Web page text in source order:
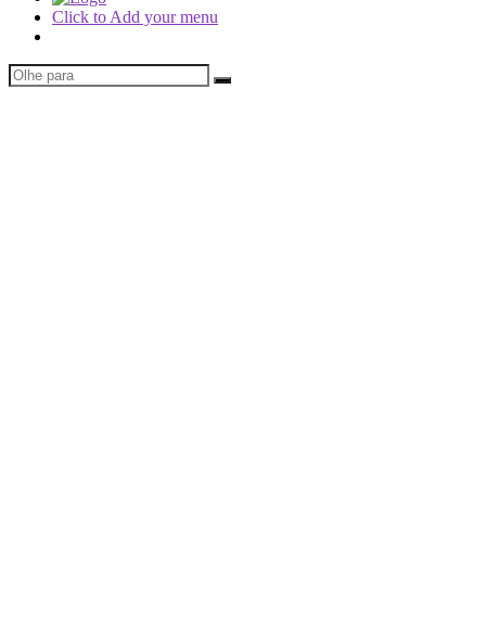
Click to Add your menu